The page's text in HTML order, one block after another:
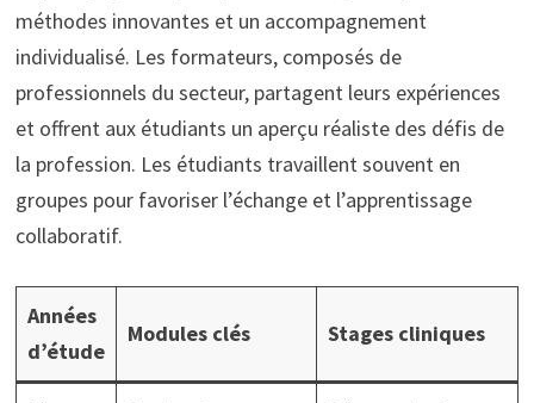
méthodes innovantes et un accompagnement
individualisé. Les formateurs, composés de
professionnels du secteur, partagent leurs expériences
et offrent aux étudiants un aperçu réaliste des défis de
la profession. Les étudiants travaillent souvent en
groupes pour favoriser l’échange et l’apprentissage
collaboratif.
Années
d’étude
Modules clés Stages cliniques